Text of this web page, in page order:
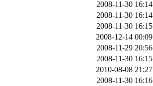
2008-11-30 16:14
2008-11-30 16:14
2008-11-30 16:15
2008-12-14 00:09
2008-11-29 20:56
2008-11-30 16:15
2010-08-08 21:27
2008-11-30 16:16